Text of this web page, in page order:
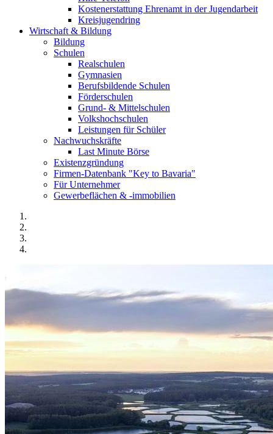
Kostenerstattung Ehrenamt in der Jugendarbeit
Kreisjugendring
Wirtschaft & Bildung
Bildung
Schulen
Realschulen
Gymnasien
Berufsbildende Schulen
Förderschulen
Grund- & Mittelschulen
Volkshochschulen
Leistungen für Schüler
Nachwuchskräfte
Last Minute Börse
Existenzgründung
Firmen-Datenbank "Key to Bavaria"
Für Unternehmer
Gewerbeflächen & -immobilien